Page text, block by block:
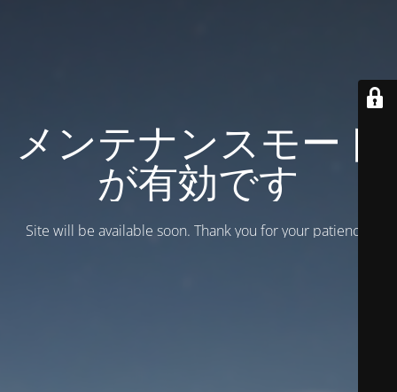
メンテナンスモード
が有効です
Site will be available soon. Thank you for your patience!